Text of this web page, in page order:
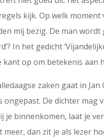
kijk. Op welk
mij bezig. De man
In het gedicht
op om betekenis aan
zaken gaat in Jan
De dichter mag
binnenkomen, laat je
dan zit je als lezer